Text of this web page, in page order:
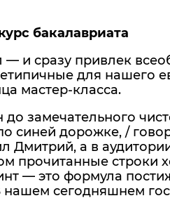
бакалавриата
и сразу привлек
для нашего
мастер-класса.
до замечательного
синей дорожке, /
Дмитрий, а в
прочитанные строки
— это формула
нашем сегодняшнем